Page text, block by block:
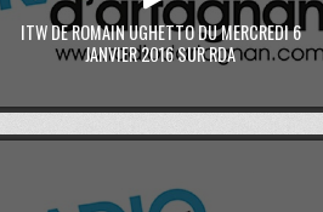
ITW DE ROMAIN UGHETTO DU MERCREDI 6
JANVIER 2016 SUR RDA